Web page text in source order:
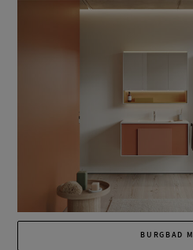
BURGBAD